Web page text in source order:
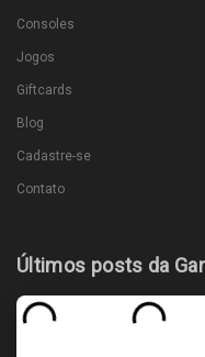
Consoles
Jogos
Giftcards
Blog
Cadastre-se
Contato
Últimos posts da